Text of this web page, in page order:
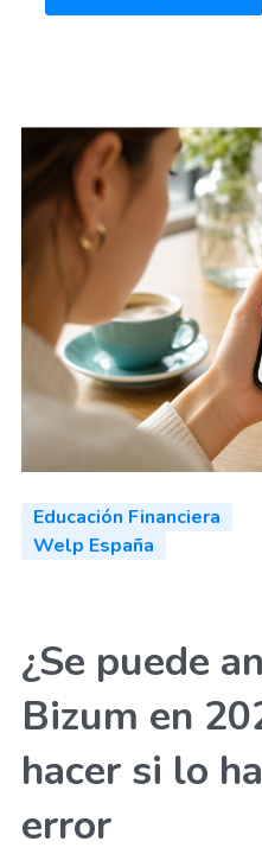
Educación Financiera
Welp España
¿Se puede
Bizum en
hacer si lo
error